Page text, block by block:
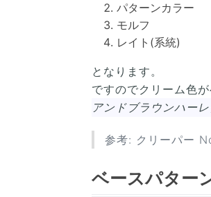
パターンカラー
モルフ
レイト(系統)
となります。
ですのでクリーム色
アンドブラウンハー
参考: クリーパー
ベースパター